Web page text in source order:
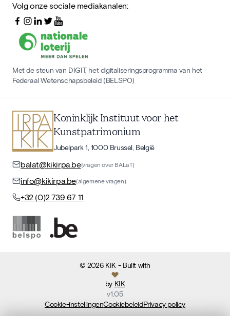
Volg onze sociale mediakanalen:
Met de steun van DIGIT, het digitaliseringsprogramma van het
Federaal Wetenschapsbeleid (BELSPO)
Koninklijk Instituut voor het
Kunstpatrimonium
Jubelpark 1, 1000 Brussel, België
balat@kikirpa.be(vragen over BALaT)
info@kikirpa.be(algemene vragen)
+32 (0)2 739 67 11
©2026 KIK - Built with
by KIK
v1.05
Cookie-instellingenCookiebeleidPrivacy policy